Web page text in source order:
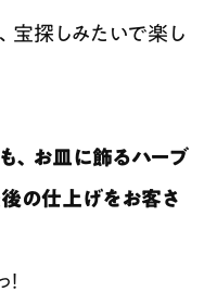
宝探しみたいで楽し
、お皿に飾るハーブ
の仕上げをお客さ